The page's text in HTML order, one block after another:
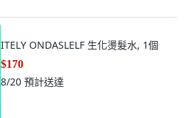
$170
8/20